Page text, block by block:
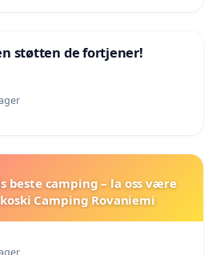
støtten de fortjener!
beste camping – la oss være
Camping Rovaniemi